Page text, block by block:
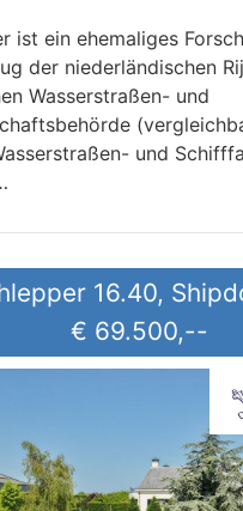
ist ein ehemaliges
der niederländischen
Wasserstraßen- und
und
16.40,
€ 69.500,--